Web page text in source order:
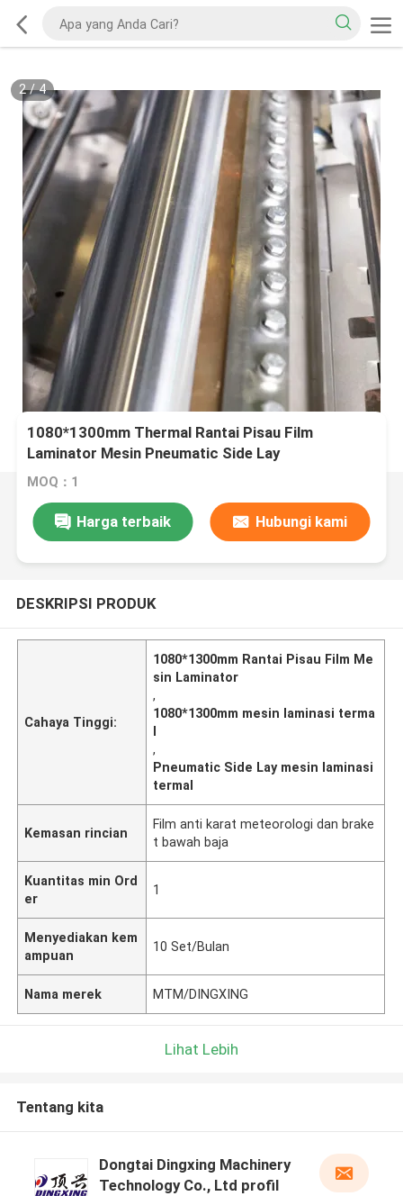
2/4
1080*1300mm Thermal Rantai Pisau Film
Laminator Mesin Pneumatic Side Lay
MOQ：1
Harga terbaik Hubungi kami
DESKRIPSI PRODUK
Cahaya Tinggi:
1080*1300mm Rantai Pisau Film Me
sin Laminator
,
1080*1300mm mesin laminasi terma
l
,
Pneumatic Side Lay mesin laminasi
termal
Kemasan rincian
Film anti karat meteorologi dan brake
t bawah baja
Kuantitas min Ord
er
1
Menyediakan kem
ampuan
10 Set/Bulan
Nama merek MTM/DINGXING
Lihat Lebih
Tentang kita
Dongtai Dingxing Machinery
Technology Co., Ltd profil